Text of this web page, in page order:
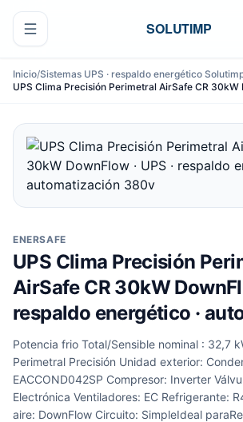
Ir al contenido
SOLUTIMP
Inicio/Sistemas UPS · respaldo energético
UPS Clima Precisión Perimetral AirSafe CR 30kW
ENERSAFE
UPS Clima Precisión
AirSafe CR 30kW
respaldo energético ·
Potencia frio Total/Sensible nominal : 32,7
Perimetral Precisión Unidad exterior:
EACCOND042SP Compresor: Inverter
Electrónica Ventiladores: EC Refrigerante:
aire: DownFlow Circuito: SimpleIdeal